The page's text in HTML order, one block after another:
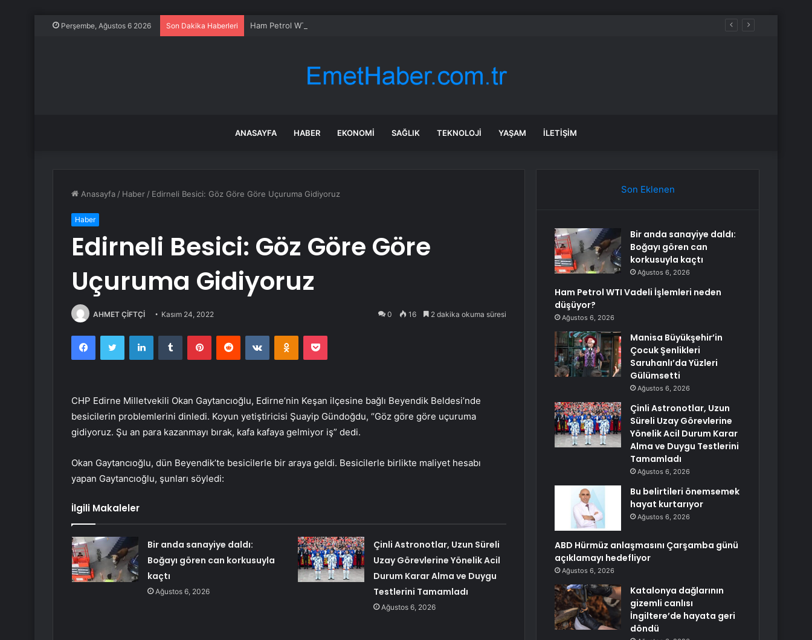
Perşembe, Ağustos 6 2026 Son Dakika Haberleri Ham Petrol WTI Vadeli İşlemleri neden düşüyor?
ANASAYFA HABER EKONOMI SAĞLIK TEKNOLOJI YAŞAM İLETIŞIM
Anasayfa / Haber / Edirneli Besici: Göz Göre Göre Uçuruma Gidiyoruz
Haber
Edirneli Besici: Göz Göre Göre
Uçuruma Gidiyoruz
AHMET ÇİFTÇİ Kasım 24, 2022 0 16 2 dakika okuma süresi
FacebookTwitter LinkedInTumblr PinterestReddit VKontakteOdnoklassniki
Pocket
CHP Edirne Milletvekili Okan Gaytancıoğlu, Edirne’nin Keşan ilçesine bağlı Beyendik Beldesi’nde
besicilerin problemlerini dinledi. Koyun yetiştiricisi Şuayip Gündoğdu, “Göz göre göre uçuruma
gidiyoruz. Şu an para kazanmayı bırak, kafa kafaya gelmiyor iş” dedi.
Okan Gaytancıoğlu, dün Beyendik’te besicilerle bir araya geldi. Besicilerle birlikte maliyet hesabı
yapan Gaytancıoğlu, şunları söyledi:
İlgili Makaleler
Bir anda sanayiye daldı:
Boğayı gören can korkusuyla
kaçtı
Ağustos 6, 2026
Çinli Astronotlar, Uzun Süreli
Uzay Görevlerine Yönelik Acil
Durum Karar Alma ve Duygu
Testlerini Tamamladı
Ağustos 6, 2026
Son Eklenen
Bir anda sanayiye daldı:
Boğayı gören can
korkusuyla kaçtı
Ağustos 6, 2026
Ham Petrol WTI Vadeli İşlemleri neden
düşüyor?
Ağustos 6, 2026
Manisa Büyükşehir’in
Çocuk Şenlikleri
Saruhanlı’da Yüzleri
Gülümsetti
Ağustos 6, 2026
Çinli Astronotlar, Uzun
Süreli Uzay Görevlerine
Yönelik Acil Durum Karar
Alma ve Duygu Testlerini
Tamamladı
Ağustos 6, 2026
Bu belirtileri önemsemek
hayat kurtarıyor
Ağustos 6, 2026
ABD Hürmüz anlaşmasını Çarşamba günü
açıklamayı hedefliyor
Ağustos 6, 2026
Katalonya dağlarının
gizemli canlısı
İngiltere’de hayata geri
döndü